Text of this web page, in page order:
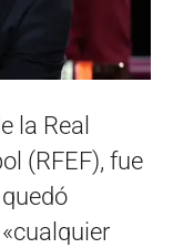
la Real
(RFEF), fue